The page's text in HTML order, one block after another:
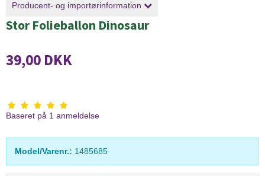
Producent- og importørinformation
Stor Folieballon Dinosaur
39,00 DKK
Baseret på 1 anmeldelse
Model/Varenr.: 1485685